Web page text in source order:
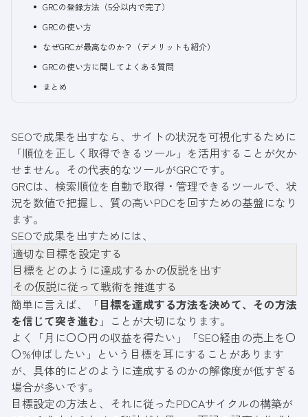
GRCの登録方法（5分以内で完了）
GRCの使い方
なぜGRCが最高なのか？（デメリットも紹介）
GRCの使い方に関してよくある質問
まとめ
SEOで成果を出すなら、サイトの状況を可視化するために
「順位を正しく取得できるツール」を活用することが欠か
せません。その代表的なツールがGRCです。
GRCは、検索順位を自動で取得・管理できるツールで、状
況を数値で把握し、質の高いPDCを回すための基盤になり
ます。
SEOで成果を出すためには、
適切な目標を設定する
目標をどのように達成するかの仮説を出す
その仮説に従って戦術を推進する
簡単に言えば、「目標を達成する方法を決めて、その方法
を信じて突き進む 」ことが大切になります。
よく「月に〇〇円の収益を得たい」「SEO経由の売上を〇
〇%伸ばしたい」という目標を耳にすることがあります
が、具体的にどのように達成するのかの解像度が低すぎる
場合が多いです。
目標設定の方法と、それに従ったPDCAサイクルの構築が